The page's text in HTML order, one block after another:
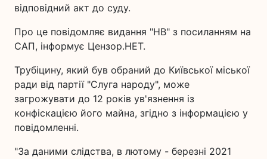
відповідний акт до суду.
Про це повідомляє видання "НВ" з посиланням на
САП, інформує Цензор.НЕТ.
Трубіцину, який був обраний до Київської міської
ради від партії "Слуга народу", може
загрожувати до 12 років ув'язнення із
конфіскацією його майна, згідно з інформацією у
повідомленні.
"За даними слідства, в лютому - березні 2021